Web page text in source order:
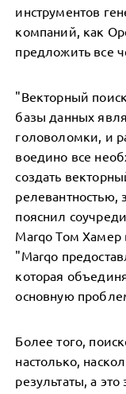
инструментов
компаний, как
предложить все
"Векторный
базы данных
головоломки, и
воедино все
создать
релевантностью,
пояснил
Marqo Том Хамер
"Marqo
которая
основную
Более того,
настолько,
результаты, а это